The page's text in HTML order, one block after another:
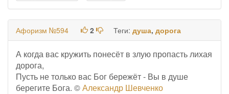
Афоризм №594 2 Теги: душа, дорога
А когда вас кружить понесёт в злую пропасть лихая
дорога,
Пусть не только вас Бог бережёт - Вы в душе
берегите Бога. ©Александр Шевченко